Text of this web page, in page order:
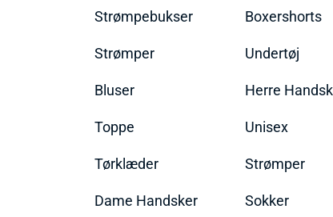
Strømpebukser
Strømper
Bluser
Toppe
Tørklæder
Dame Handsker
Boxershorts
Undertøj
Herre
Unisex
Strømper
Sokker